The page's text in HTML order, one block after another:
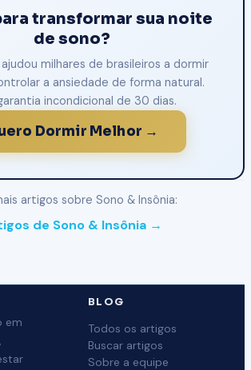
transformar sua noite
de sono?
ajudou milhares de brasileiros a dormir
a ansiedade de forma natural.
incondicional de 30 dias.
Dormir Melhor →
artigos sobre Sono & Insônia:
de Sono & Insônia →
em
BLOG
Todos os artigos
Buscar artigos
Sobre a equipe